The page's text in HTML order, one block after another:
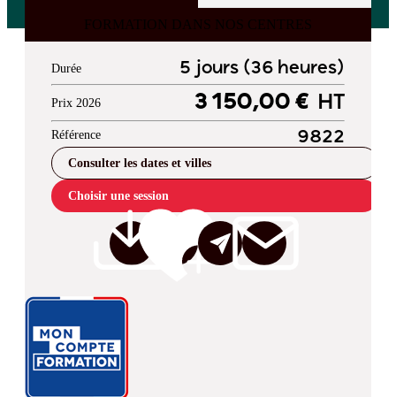
FORMATION DANS NOS CENTRES
Durée 5 jours (36 heures)
Prix 2026 3 150,00 € HT
Référence 9822
Consulter les dates et villes
Choisir une session